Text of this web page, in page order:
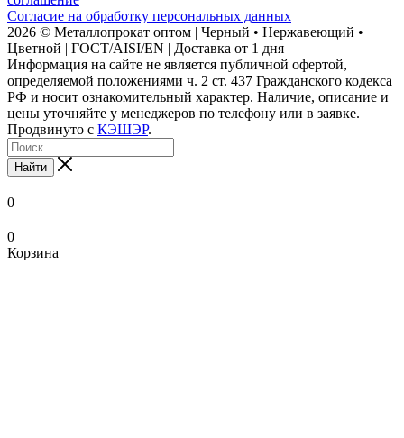
Согласие на обработку персональных данных
2026 © Металлопрокат оптом | Черный • Нержавеющий •
Цветной | ГОСТ/AISI/EN | Доставка от 1 дня
Информация на сайте не является публичной офертой,
определяемой положениями ч. 2 ст. 437 Гражданского кодекса
РФ и носит ознакомительный характер. Наличие, описание и
цены уточняйте у менеджеров по телефону или в заявке.
Продвинуто с КЭШЭР.
Найти
0
0
Корзина